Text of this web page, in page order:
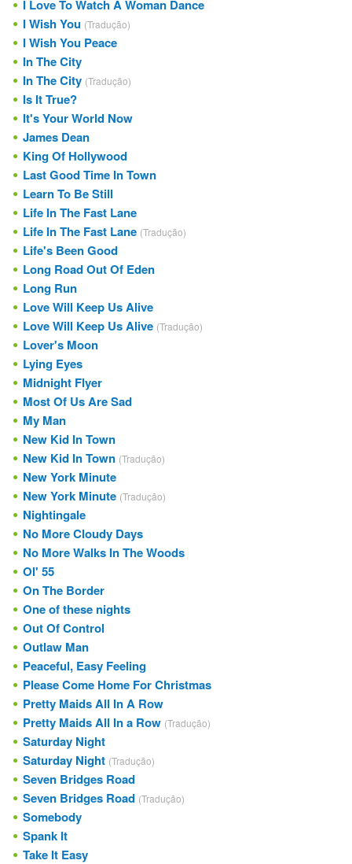
I Love To Watch A Woman Dance
I Wish You (Tradução)
I Wish You Peace
In The City
In The City (Tradução)
Is It True?
It's Your World Now
James Dean
King Of Hollywood
Last Good Time In Town
Learn To Be Still
Life In The Fast Lane
Life In The Fast Lane (Tradução)
Life's Been Good
Long Road Out Of Eden
Long Run
Love Will Keep Us Alive
Love Will Keep Us Alive (Tradução)
Lover's Moon
Lying Eyes
Midnight Flyer
Most Of Us Are Sad
My Man
New Kid In Town
New Kid In Town (Tradução)
New York Minute
New York Minute (Tradução)
Nightingale
No More Cloudy Days
No More Walks In The Woods
Ol' 55
On The Border
One of these nights
Out Of Control
Outlaw Man
Peaceful, Easy Feeling
Please Come Home For Christmas
Pretty Maids All In A Row
Pretty Maids All In a Row (Tradução)
Saturday Night
Saturday Night (Tradução)
Seven Bridges Road
Seven Bridges Road (Tradução)
Somebody
Spank It
Take It Easy